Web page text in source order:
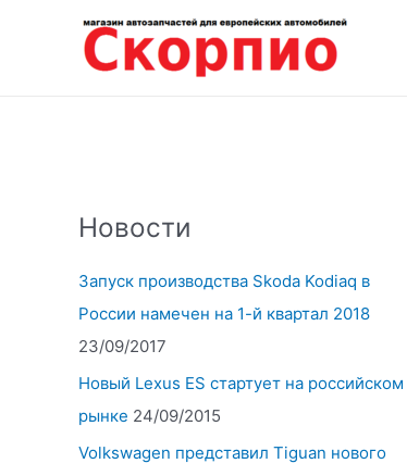
содержимому
Новости
Запуск производства Skoda Kodiaq в
России намечен на 1-й квартал 2018
23/09/2017
Новый Lexus ES стартует на российском
рынке 24/09/2015
Volkswagen представил Tiguan нового